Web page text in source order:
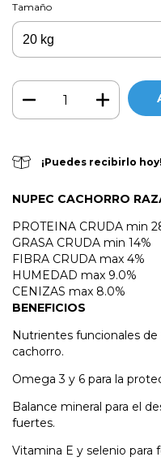
Tamaño
¡Puedes recibirlo hoy!
NUPEC CACHORRO
PROTEINA CRUDA min
GRASA CRUDA min 14%
FIBRA CRUDA max 4%
HUMEDAD max 9.0%
CENIZAS max 8.0%
BENEFICIOS
Nutrientes funcionales
cachorro.
Omega 3 y 6 para la
Balance mineral para el
fuertes.
Vitamina E y selenio para